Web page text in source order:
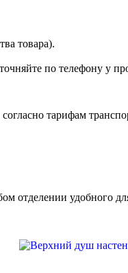
товара).
по телефону у
тарифам
отделении удобного